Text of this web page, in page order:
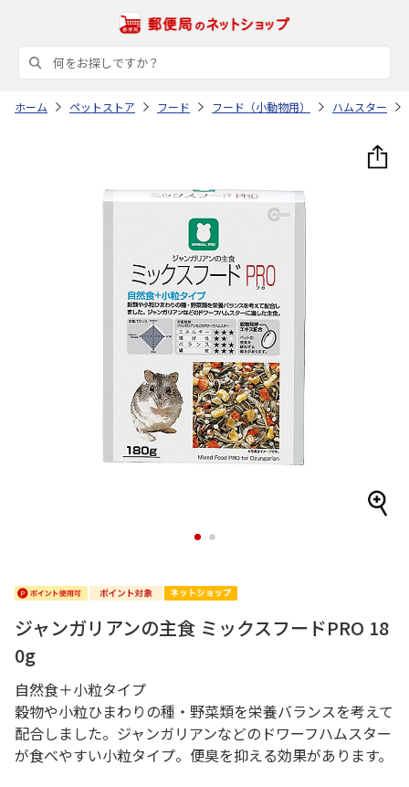
ホーム ペットストア フード フード（小動物用） ハムスター
1 2
ジャンガリアンの主食 ミックスフードPRO 18
0g
自然食＋小粒タイプ
穀物や小粒ひまわりの種・野菜類を栄養バランスを考えて
配合しました。ジャンガリアンなどのドワーフハムスター
が食べやすい小粒タイプ。便臭を抑える効果があります。